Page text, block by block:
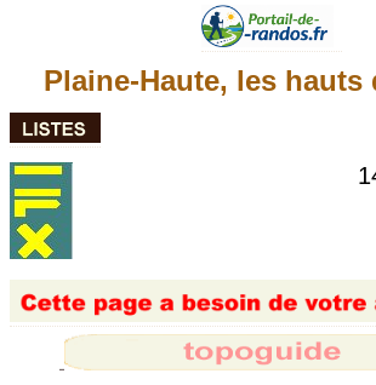
Plaine-Haute, les hauts